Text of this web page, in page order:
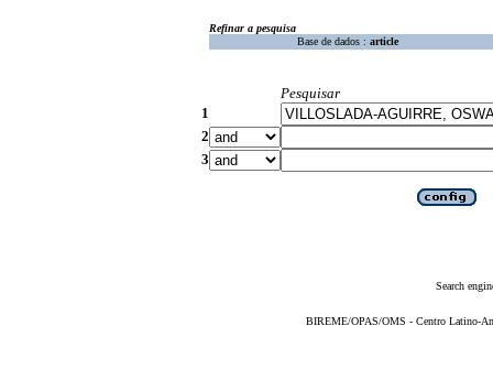
Refinar a pesquisa
Base de dados : article
Pesquisar
1
2
3
Search
BIREME/OPAS/OMS - Centro Latino-